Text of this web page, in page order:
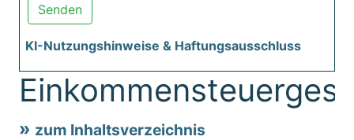
Senden
KI-Nutzungshinweise & Haftungsausschluss
zum Inhaltsverzeichnis